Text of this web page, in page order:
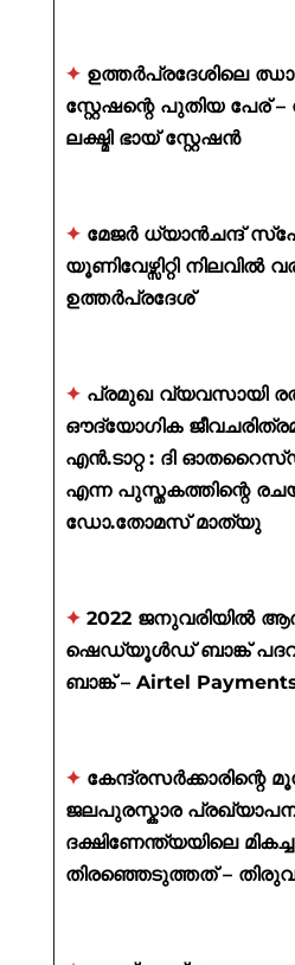
✦ ഉത്തർപ്രദേശിലെ
സ്റ്റേഷന്റെ പുതിയ പേര് –
ലക്ഷ്മി ഭായ് സ്റ്റേഷൻ
✦ മേജർ ധ്യാൻചന്ദ്
യൂണിവേഴ്സിറ്റി നിലവിൽ
ഉത്തർപ്രദേശ്
✦ പ്രമുഖ വ്യവസായി
ഔദ്യോഗിക
എൻ.ടാറ്റ : ദി
എന്ന പുസ്തകത്തിന്റെ
ഡോ.തോമസ് മാത്യു
✦ 2022 ജനുവരിയിൽ
ഷെഡ്യൂൾഡ് ബാങ്ക് പദവി
ബാങ്ക് – Airtel
✦ കേന്ദ്രസർക്കാരിന്റെ
ജലപുരസ്കാര
ദക്ഷിണേന്ത്യയിലെ
തിരഞ്ഞെടുത്തത് –